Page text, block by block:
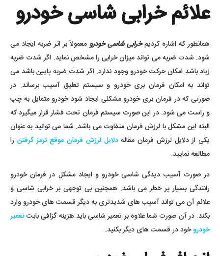
علائم خرابی شاسی خودرو
همانطور که اشاره کردیمخرابی شاسی خودرومعمولاً بر اثر ضربه ایجاد می
شود. شدت ضربه می تواند میزان خرابی را مشخص نماید. اگر شدت ضربه
زیاد باشد امکان حرکت خودرو وجود ندارد. اگر شدت ضربه پایین باشد می
تواند به امکان فرمان بری خودرو و سیستم تعلیق آسیب برساند. در
صورتی که در فرمان بری خودرو مشکلی ایجاد شود خودرو متمایل به چپ
و راست می شود. در این صورت سیستم فرمان تحت فشار قرار میگیرد که
البته این مشکل با لرزش فرمان متفاوت می باشد. شما می توانید به عنوان
یکی از دلایل لرزش فرمان مقالهدلایل لرزش فرمان موقع ترمز گرفتن را
مطالعه نمایید.
در صورت آسیب دیدگی شاسی خودرو و ایجاد مشکل در فرمان خودرو
رانندگی بسیار پر خطر می باشد. همچنین بی توجهی بر خرابی شاسی و
علائم آن می تواند آسیب های شدیدتری به دیگر قسمت های خودرو وارد
بکند. در آن صورت شما علاوه بر تعمیر شاسی باید هزینه گزافی بابتتعمیر
خودروخود در قسمت های دیگر بکنید.